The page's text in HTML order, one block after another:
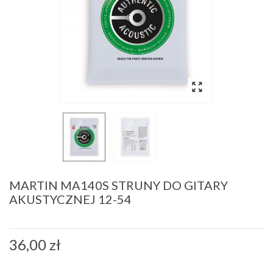
MARTIN MA140S STRUNY DO GITARY
AKUSTYCZNEJ 12-54
36,00 zł